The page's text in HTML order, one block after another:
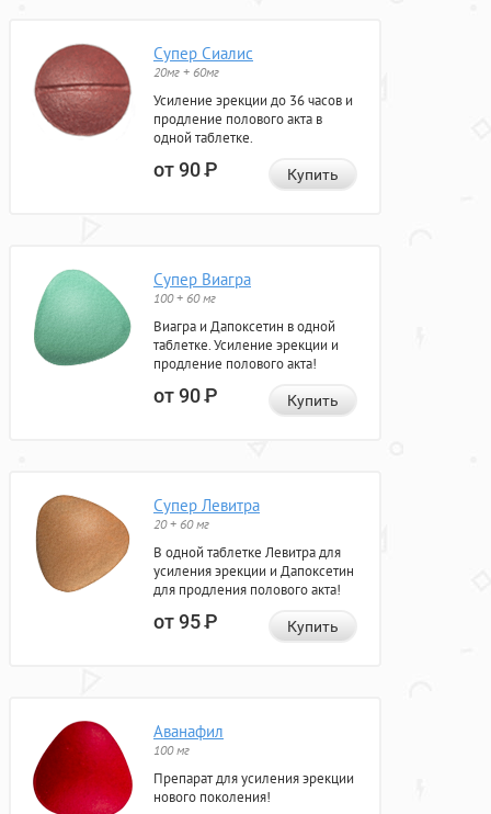
Супер Сиалис
20мг + 60мг
Усиление эрекции до 36 часов и
продление полового акта в
одной таблетке.
от 90Р Купить
Супер Виагра
100 + 60 мг
Виагра и Дапоксетин в одной
таблетке. Усиление эрекции и
продление полового акта!
от 90Р Купить
Супер Левитра
20 + 60 мг
В одной таблетке Левитра для
усиления эрекции и Дапоксетин
для продления полового акта!
от 95Р Купить
Аванафил
100 мг
Препарат для усиления эрекции
нового поколения!